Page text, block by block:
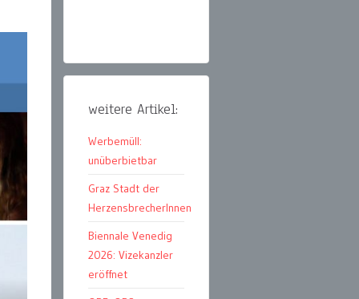
weitere Artikel:
Werbemüll:
unüberbietbar
Graz Stadt der
HerzensbrecherInnen
Biennale Venedig
2026: Vizekanzler
eröffnet